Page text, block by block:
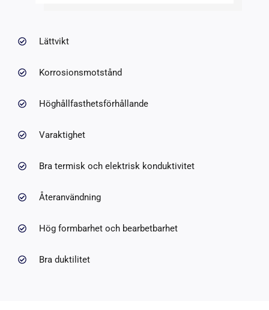
Lättvikt
Korrosionsmotstånd
Höghållfasthetsförhållande
Varaktighet
Bra termisk och elektrisk konduktivitet
Återanvändning
Hög formbarhet och bearbetbarhet
Bra duktilitet